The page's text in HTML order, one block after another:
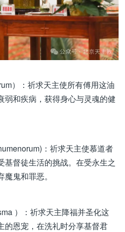
）：祈求天主使所有傅用这油
弱和疾病，获得身心与灵魂的健
：祈求天主使慕道者
基督徒生活的挑战。在受永生之
鬼和罪恶。
）：祈求天主降福并圣化这
的恩宠，在洗礼时分享基督君